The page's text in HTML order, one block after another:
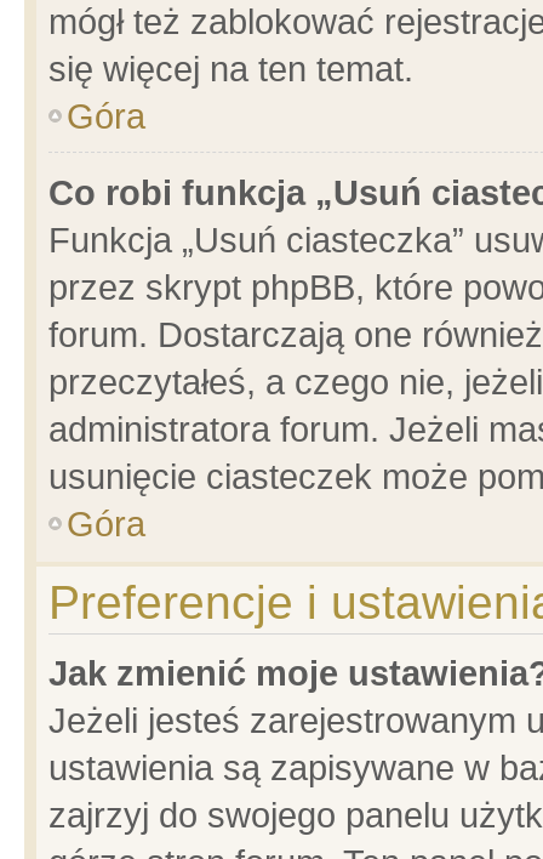
mógł też zablokować
się więcej na ten temat.
Góra
Co robi funkcja „Usuń
Funkcja „Usuń ciasteczka”
przez skrypt phpBB, które
forum. Dostarczają one
przeczytałeś, a czego nie,
administratora forum. Jeżeli
usunięcie ciasteczek może
Góra
Preferencje i
Jak zmienić moje
Jeżeli jesteś zarejestrowanym
ustawienia są zapisywane w
zajrzyj do swojego panelu